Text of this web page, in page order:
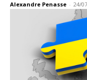
Alexandre Penasse - 24/